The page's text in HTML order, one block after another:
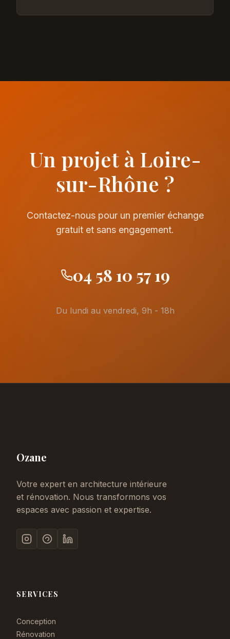
Un projet à Loire-
sur-Rhône ?
Contactez-nous pour un premier échange
gratuit et sans engagement.
04 58 10 57 19
Du lundi au vendredi, 9h - 18h
Ozane
Votre expert en architecture intérieure
et rénovation. Nous transformons vos
espaces avec passion et expertise.
SERVICES
Conception
Rénovation